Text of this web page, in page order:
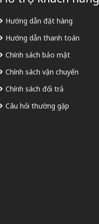
Hướng dẫn đặt hàng
Hướng dẫn thanh toán
Chính sách bảo mật
Chính sách vận chuyển
Chính sách đổi trả
Câu hỏi thường gặp